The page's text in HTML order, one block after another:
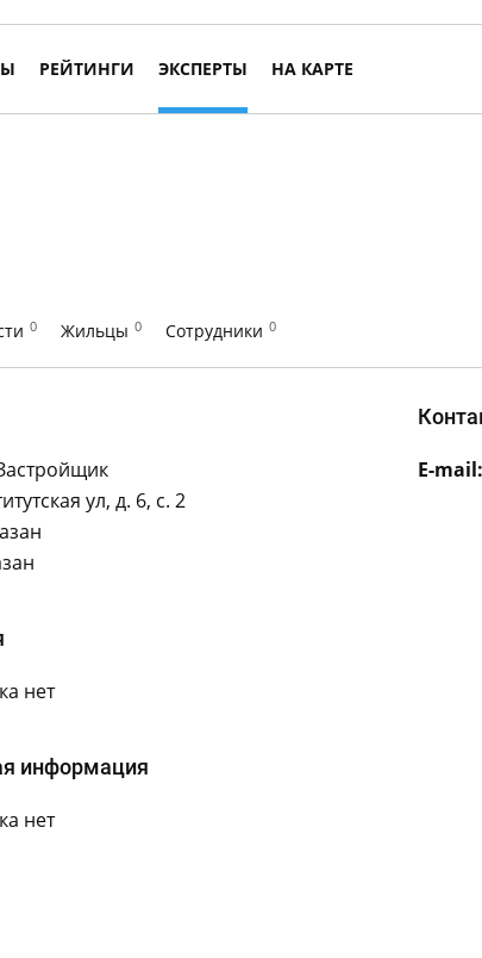
РЕЙТИНГИ ЭКСПЕРТЫ НА КАРТЕ
0 Жильцы 0 Сотрудники 0
ул, д. 6, с. 2
E-mail:
нет
информация
нет